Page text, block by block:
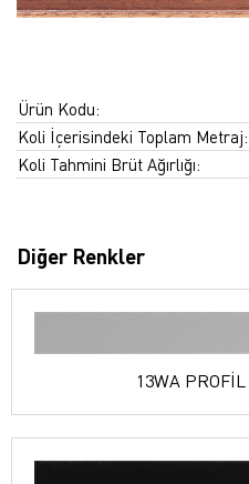
Ürün Kodu:
Koli İçerisindeki Toplam Metraj:
Koli Tahmini Brüt Ağırlığı:
Diğer Renkler
13WA